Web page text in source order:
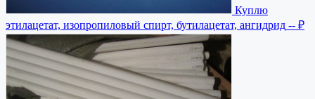
Куплю
этилацетат, изопропиловый спирт, бутилацетат, ангидрид -- ₽